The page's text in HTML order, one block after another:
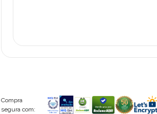
Compra
segura com: